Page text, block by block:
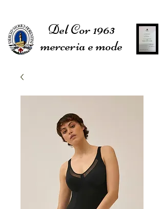
Del Cor 1963
merceria e mode